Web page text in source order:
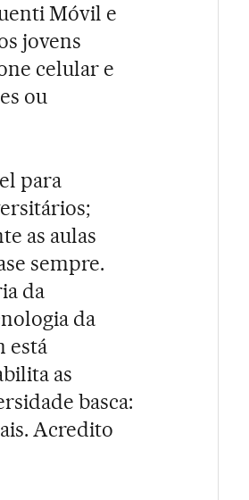
Móvil e
jovens
celular e
ou
para
as aulas
sempre.
da
da
está
as
basca:
Acredito